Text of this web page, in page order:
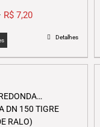
R$ 7,20
has
variants.
The
options
Detalhes
DN 150 TIGRE
RALO)